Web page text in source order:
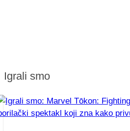
Igrali smo